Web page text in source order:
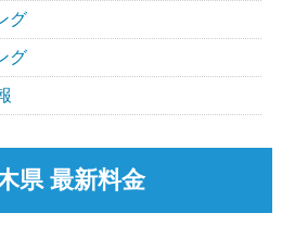
グ
グ
県 最新料金